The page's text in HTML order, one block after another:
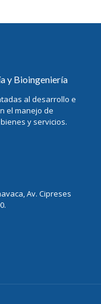
y Bioingeniería
al desarrollo e
el manejo de
y servicios.
Av. Cipreses